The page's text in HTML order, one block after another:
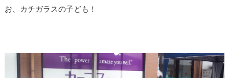
お、カチガラスの子ども！